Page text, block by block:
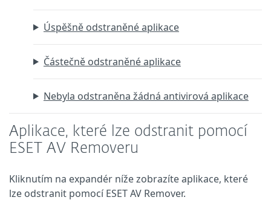
Úspěšně odstraněné aplikace
Částečně odstraněné aplikace
Nebyla odstraněna žádná antivirová aplikace
Aplikace, které lze odstranit pomocí
ESET AV Removeru
Kliknutím na expandér níže zobrazíte aplikace, které
lze odstranit pomocí ESET AV Remover.